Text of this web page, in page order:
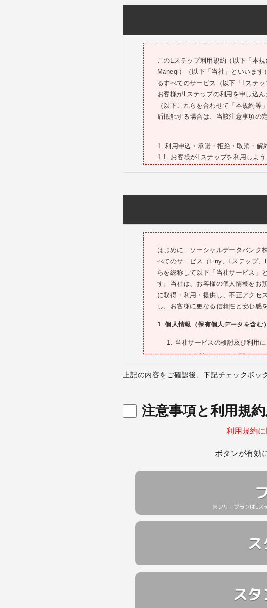
このLステップ利用規約（以下「本
Maneql）（以下「当社」といいま
るすべてのサービス（以下「Lステ
お客様がLステップの利用を申し込
（以下これらを合わせて「本規約
盾抵触する場合は、当該注意事項の
1. 利用申込・承諾・拒絶・取消・解
1.1. お客様がLステップを利用しよ
1.1.3. その他お客様によるLステッ
発行する電話番号を申告する必要が
1.3. お客様が未成年者である場合は
1.4. Lステップは、一人のお客様、
す。複数の契約をした場合、それぞ
件数分の利用料金の支払義務が発生
1.5. Lステップは、過去に一度でも
約は有効に成立する一方で、異なる
ント（以下「国内公式アカウント」
当社は、お客様に不当な不利益を生
その他の場合には、当社は一定の予
お客様が当該変更に同意しないこと
約はその時点での利用期間の満了を
3.1. Lステップの利用期間は、当初
月に応当する日が無い場合には、
日」といいます ）までとします。
しないか、当社が利用期間の満了日
るものとし、その後も同様とします。
3.2. 前項の定めに関わらず、無償
はじめに、ソーシャルデータバンク
べてのサービス（Liny、Lステップ
らを総称して以下「当社サービス」
す。当社は、お客様の個人情報をお
に取得・利用・提供し、不正アクセ
し、お客様に更なる信頼性と安心感
1. 個人情報（保有個人データを含む
当社サービスの検討及び利用
当社サービスに関するご
当社サービス及び関連
当社サービスの提供、
当社サービスの提供、
人情報については、法
独自の営業・広告・マ
統計資料の作成のため
イベントやアンケート等で提
当社サービス及び関連
統計資料の作成のため
お問い合わせ時に取得する個人
各種お問い合わせに対応
上記の内容をご確認後、下記チェックボ
注意事項と利用規
利用規約
ボタンが有効
※フリープランはLス
ス